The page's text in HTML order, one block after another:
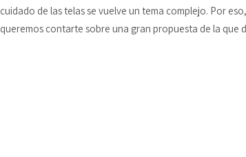
cuidado de las telas se vuelve un tema complejo. Por
queremos contarte sobre una gran propuesta de la que